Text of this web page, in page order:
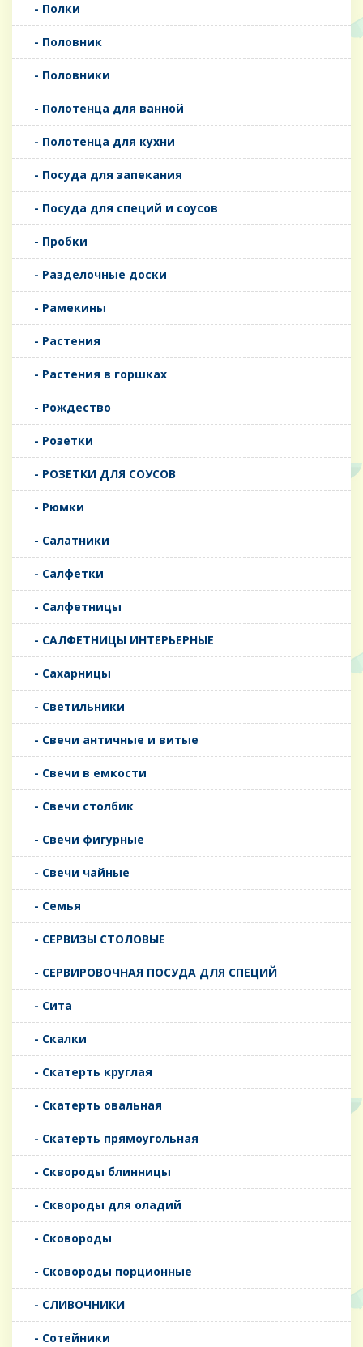
- Полки
- Половник
- Половники
- Полотенца для ванной
- Полотенца для кухни
- Посуда для запекания
- Посуда для специй и соусов
- Пробки
- Разделочные доски
- Рамекины
- Растения
- Растения в горшках
- Рождество
- Розетки
- РОЗЕТКИ ДЛЯ СОУСОВ
- Рюмки
- Салатники
- Салфетки
- Салфетницы
- САЛФЕТНИЦЫ ИНТЕРЬЕРНЫЕ
- Сахарницы
- Светильники
- Свечи античные и витые
- Свечи в емкости
- Свечи столбик
- Свечи фигурные
- Свечи чайные
- Семья
- СЕРВИЗЫ СТОЛОВЫЕ
- СЕРВИРОВОЧНАЯ ПОСУДА ДЛЯ СПЕЦИЙ
- Сита
- Скалки
- Скатерть круглая
- Скатерть овальная
- Скатерть прямоугольная
- Сквороды блинницы
- Сквороды для оладий
- Сковороды
- Сковороды порционные
- СЛИВОЧНИКИ
- Сотейники